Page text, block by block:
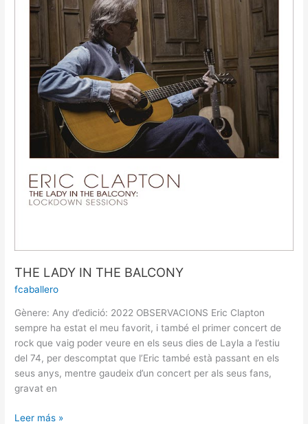
THE LADY IN THE BALCONY
fcaballero
Gènere: Any d’edició: 2022 OBSERVACIONS Eric Clapton
sempre ha estat el meu favorit, i també el primer concert de
rock que vaig poder veure en els seus dies de Layla a l’estiu
del 74, per descomptat que l’Eric també està passant en els
seus anys, mentre gaudeix d’un concert per als seus fans,
gravat en
Leer más »